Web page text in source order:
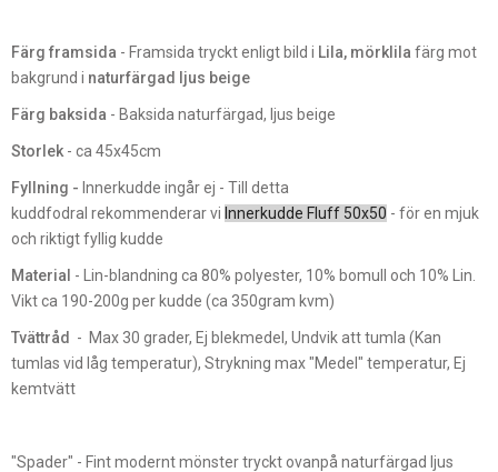
Färg framsida - Framsida tryckt enligt bild i Lila, mörklila färg mot
bakgrund i naturfärgad ljus beige
Färg baksida - Baksida naturfärgad, ljus beige
Storlek - ca 45x45cm
Fyllning - Innerkudde ingår ej - Till detta
kuddfodral rekommenderar vi Innerkudde Fluff 50x50 - för en mjuk
och riktigt fyllig kudde
Material - Lin-blandning ca 80% polyester, 10% bomull och 10% Lin.
Vikt ca 190-200g per kudde (ca 350gram kvm)
Tvättråd
- Max 30 grader, Ej blekmedel, Undvik att tumla (Kan
tumlas vid låg temperatur), Strykning max "Medel" temperatur, Ej
kemtvätt
"Spader" - Fint modernt mönster tryckt ovanpå naturfärgad ljus